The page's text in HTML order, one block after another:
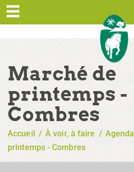
Marché de
printemps -
Combres
Accueil / À voir, à faire / Agenda
printemps - Combres